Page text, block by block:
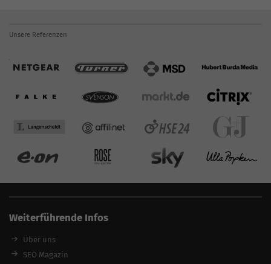
Unsere Referenzen
Weiterführende Infos
Über uns
SEO Magazin